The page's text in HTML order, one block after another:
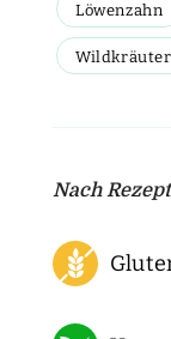
Löwenzahn
Wildkräuter
Nach